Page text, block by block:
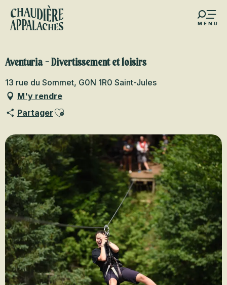
Aller
contenu
MENU
favoris
Aventuria - Divertissement et loisirs
13 rue du Sommet, G0N 1R0 Saint-Jules
M'y rendre
Partager Ajouter aux favoris